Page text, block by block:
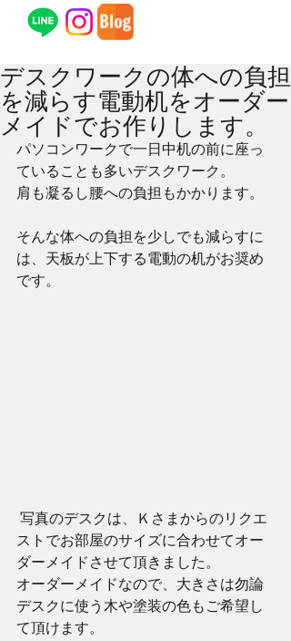
デスクワークの体への負担
を減らす電動机をオーダー
メイドでお作りします。
パソコンワークで一日中机の前に座っ
ていることも多いデスクワーク。
肩も凝るし腰への負担もかかります。
そんな体への負担を少しでも減らすに
は、天板が上下する電動の机がお奨め
です。
ストでお部屋のサイズに合わせてオー
ダーメイドさせて頂きました。
オーダーメイドなので、大きさは勿論
デスクに使う木や塗装の色もご希望し
て頂けます。